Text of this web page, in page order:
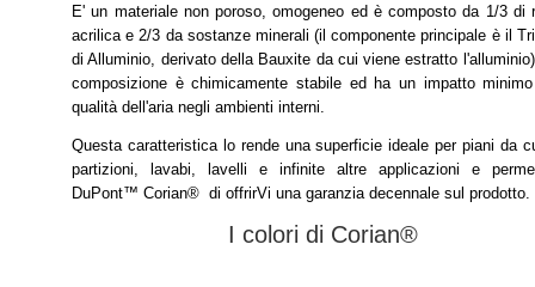
E' un materiale non poroso, omogeneo ed è composto da 1/3 di
acrilica e 2/3 da sostanze minerali (il componente principale è il
di Alluminio, derivato della Bauxite da cui viene estratto
composizione è chimicamente stabile ed ha un impatto
qualità dell'aria negli ambienti interni.
Questa caratteristica lo rende una superficie ideale per piani da
partizioni, lavabi, lavelli e infinite altre applicazioni e
DuPont™ Corian® di offrirVi una garanzia decennale sul prodotto.
I colori di Corian®